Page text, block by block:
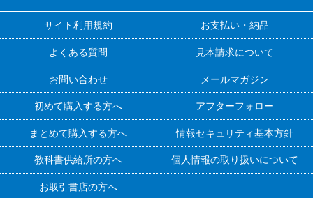
サイト利用規約 お支払い・納品
よくある質問 見本請求について
お問い合わせ メールマガジン
初めて購入する方へ アフターフォロー
まとめて購入する方へ 情報セキュリティ基本方針
教科書供給所の方へ 個人情報の取り扱いについて
お取引書店の方へ